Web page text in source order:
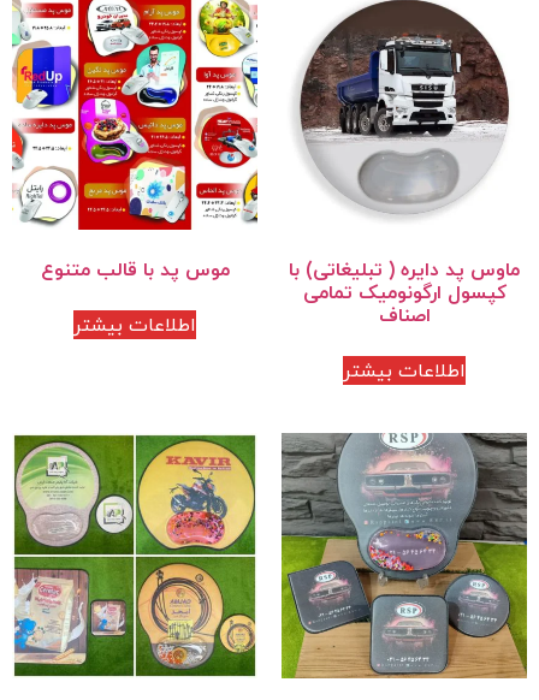
ماوس پد دایره ( تبلیغاتی) با
کپسول ارگونومیک تمامی
اصناف
اطلاعات بیشتر
موس پد با قالب متنوع
اطلاعات بیشتر